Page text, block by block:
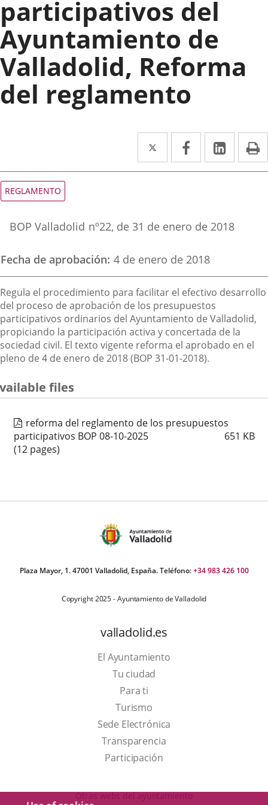
participativos del
Ayuntamiento de
Valladolid, Reforma
del reglamento
Twitter
Enlace
a
externa.
Facebook
Enlace
a
externa.
Enlace
a
Tipo
de
REGLAMENTO
boletin
BOP Valladolid nº22, de 31 de enero de 2018
Fecha de aprobación 4 de enero de 2018
Descripción
Regula el procedimiento para facilitar el efectivo desarrollo
del proceso de aprobación de los presupuestos
participativos ordinarios del Ayuntamiento de Valladolid,
propiciando la participación activa y concertada de la
sociedad civil. El texto vigente reforma el aprobado en el
pleno de 4 de enero de 2018 (BOP 31-01-2018).
files
reforma del reglamento de los presupuestos
participativos BOP 08-10-2025
651 KB
(12 pages)
Plaza Mayor, 1. 47001 Valladolid, España. Teléfono:+34 983 426 100
Copyright 2025 - Ayuntamiento de Valladolid
valladolid.es
El Ayuntamiento
Tu ciudad
Para ti
TurismoThis
link
will
open
a
Sede Electrónica
Transparencia
Participación
Otras webs del ayuntamiento